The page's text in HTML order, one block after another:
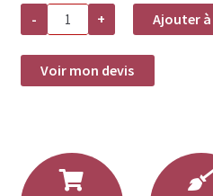
-
quantité
Location
assiette
plate
+ Ajouter
Voir mon devis